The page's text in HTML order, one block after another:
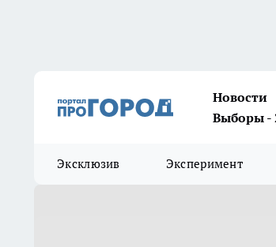
Новости
Выборы -
Эксклюзив Эксперимент